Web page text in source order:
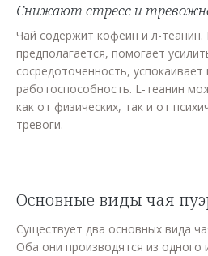
Снижают стресс и
Чай содержит кофеин и л-теанин.
предполагается, помогает
сосредоточенность,
работоспособность. L-теанин
как от физических, так и от
тревоги.
Основные виды чая
Существует два основных вида
Оба они производятся из одного